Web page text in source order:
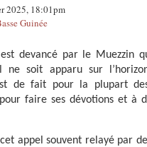
2025, 18:01pm
Guinée
devancé par le Muezzin
soit apparu sur
de fait pour la plupart des
faire ses dévotions et à
appel souvent relayé par